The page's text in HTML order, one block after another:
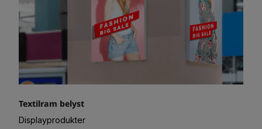
Textilram belyst
Displayprodukter